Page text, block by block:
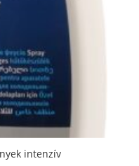
intenzív